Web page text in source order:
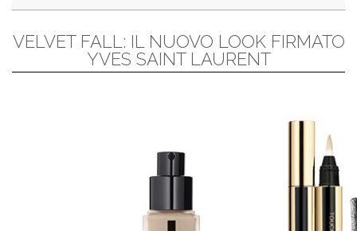
VELVET FALL: IL NUOVO LOOK FIRMATO
YVES SAINT LAURENT